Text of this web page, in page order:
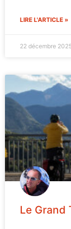
LIRE L'ARTICLE »
22 décembre
Le Grand